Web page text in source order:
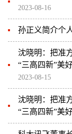
2023-08-16
孙正义简介个
沈晓明：把准
“三高四新”美
2023-08-15
沈晓明：把准
“三高四新”美